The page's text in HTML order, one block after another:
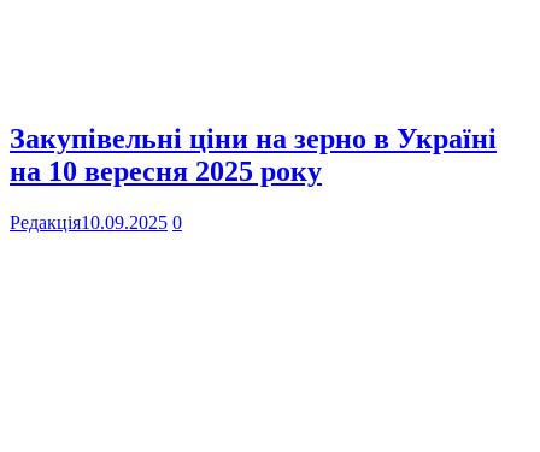
Закупівельні ціни на зерно в Україні
на 10 вересня 2025 року
Редакція10.09.2025 0